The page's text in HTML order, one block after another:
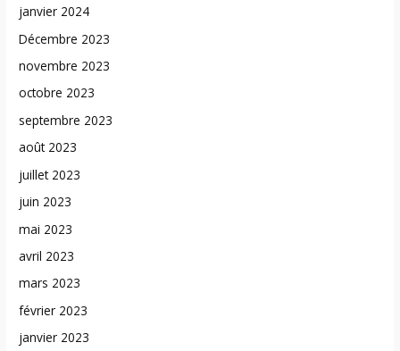
janvier 2024
Décembre 2023
novembre 2023
octobre 2023
septembre 2023
août 2023
juillet 2023
juin 2023
mai 2023
avril 2023
mars 2023
février 2023
janvier 2023